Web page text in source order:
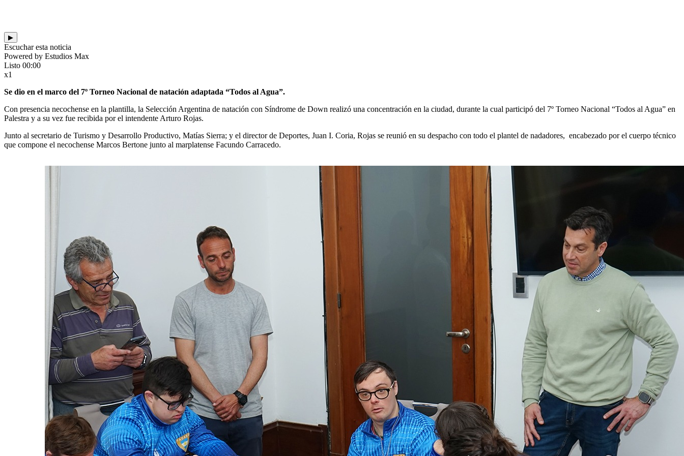
▶
Escuchar esta noticia
Powered by Estudios Max
Listo 00:00
x1
Se dio en el marco del 7º Torneo Nacional de natación adaptada “Todos al Agua”.
Con presencia necochense en la plantilla, la Selección Argentina de natación con Síndrome de Down realizó una concentración en la ciudad, durante la cual participó del 7º Torneo Nacional “Todos al Agua” en
Palestra y a su vez fue recibida por el intendente Arturo Rojas.
Junto al secretario de Turismo y Desarrollo Productivo, Matías Sierra; y el director de Deportes, Juan I. Coria, Rojas se reunió en su despacho con todo el plantel de nadadores, encabezado por el cuerpo técnico
que compone el necochense Marcos Bertone junto al marplatense Facundo Carracedo.